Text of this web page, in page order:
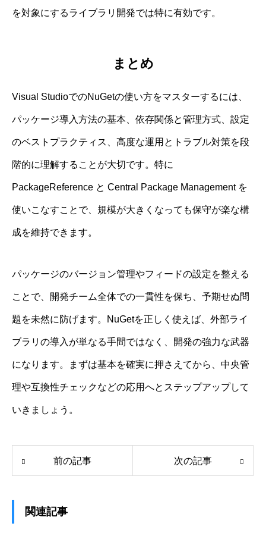
を対象にするライブラリ開発では特に有効です。
まとめ
Visual StudioでのNuGetの使い方をマスターするには、
パッケージ導入方法の基本、依存関係と管理方式、設定
のベストプラクティス、高度な運用とトラブル対策を段
階的に理解することが大切です。特に
PackageReference と Central Package Management を
使いこなすことで、規模が大きくなっても保守が楽な構
成を維持できます。
パッケージのバージョン管理やフィードの設定を整える
ことで、開発チーム全体での一貫性を保ち、予期せぬ問
題を未然に防げます。NuGetを正しく使えば、外部ライ
ブラリの導入が単なる手間ではなく、開発の強力な武器
になります。まずは基本を確実に押さえてから、中央管
理や互換性チェックなどの応用へとステップアップして
いきましょう。
前の記事 次の記事
関連記事